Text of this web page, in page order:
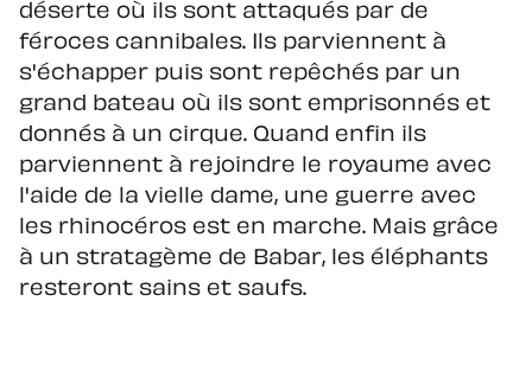
déserte où ils sont attaqués par de
féroces cannibales. Ils parviennent à
s'échapper puis sont repêchés par un
grand bateau où ils sont emprisonnés et
donnés à un cirque. Quand enfin ils
parviennent à rejoindre le royaume avec
l'aide de la vielle dame, une guerre avec
les rhinocéros est en marche. Mais grâce
à un stratagème de Babar, les éléphants
resteront sains et saufs.